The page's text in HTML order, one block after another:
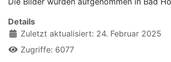
Details
Zuletzt aktualisiert: 24. Februar 2025
Zugriffe: 6077